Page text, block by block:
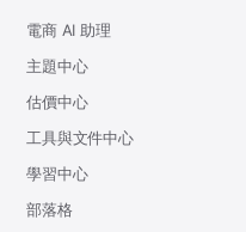
電商 AI 助理
主題中心
估價中心
工具與文件中心
學習中心
部落格